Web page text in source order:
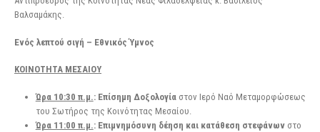
Βαλσαμάκης.
Ενός λεπτού σιγή – Εθνικός Ύμνος
ΚΟΙΝΟΤΗΤΑ ΜΕΣΑΙΟΥ
Ώρα 10:30 π.μ.: Επίσημη Δοξολογίαστον Ιερό Ναό Μεταμορφώσεως
του Σωτήρος της Κοινότητας Μεσαίου.
Ώρα 11:00 π.μ.: Επιμνημόσυνη δέηση και κατάθεση στεφάνωνστο